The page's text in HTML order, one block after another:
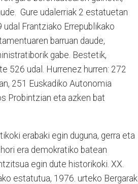
Gure udalerriak 2 estatuetan
Frantziako Errepublikako
barruan daude,
gabe. Bestetik,
526 udal. Hurrenez hurren: 272
251 Euskadiko Autonomia
Probintzian eta azken bat
erabaki egin duguna, gerra eta
era demokratiko batean
egin dute historikoki. XX.
estatutua, 1976. urteko